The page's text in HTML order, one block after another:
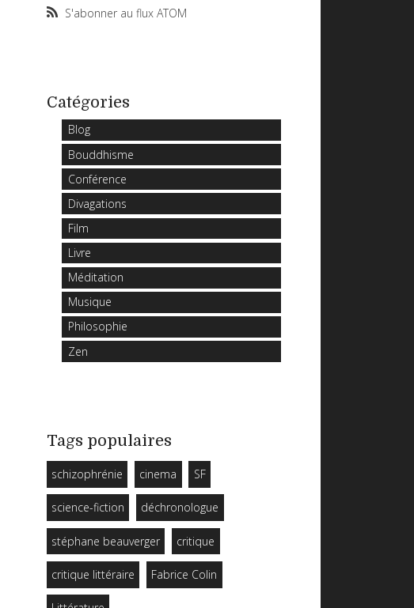
S'abonner au flux ATOM
Catégories
Blog
Bouddhisme
Conférence
Divagations
Film
Livre
Méditation
Musique
Philosophie
Zen
Tags populaires
schizophrénie cinema SF
science-fiction déchronologue
stéphane beauverger critique
critique littéraire Fabrice Colin